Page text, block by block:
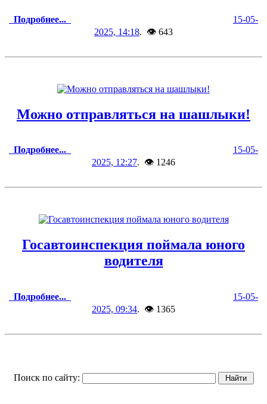
Подробнее...
15-05-
2025, 14:18. 👁 643
Можно отправляться на шашлыки!
Подробнее...
15-05-
2025, 12:27. 👁 1246
Госавтоинспекция поймала юного
водителя
Подробнее...
15-05-
2025, 09:34. 👁 1365
Поиск по сайту: